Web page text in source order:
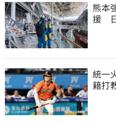
熊本
援
統一
籍打